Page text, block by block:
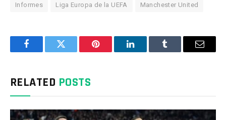
Informes Liga Europa de la UEFA Manchester United
FacebookTwitter Pinterest LinkedInTumblr Email
RELATED POSTS